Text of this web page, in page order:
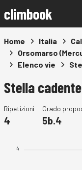
climbook
Home Italia
Orsomarso
Elenco vie
Stella cadente
Ripetizioni
4
Grado
5b.4
4